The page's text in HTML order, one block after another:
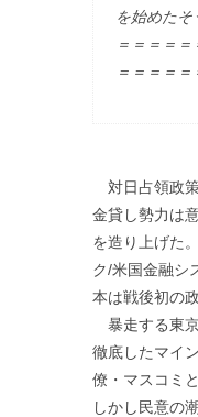
を始めたそ
＝＝＝＝
＝＝＝＝＝
対日占領政
金貸し勢力は
を造り上げた
ク/米国金融シ
本は戦後初の
暴走する東
徹底したマイ
僚・マスコミ
しかし民意の